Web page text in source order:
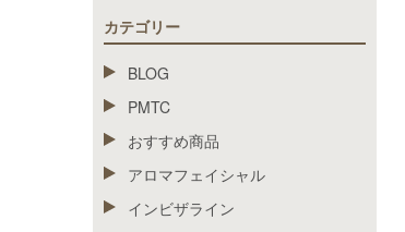
カテゴリー
BLOG
PMTC
おすすめ商品
アロマフェイシャル
インビザライン